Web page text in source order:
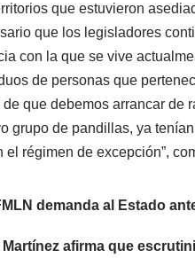
que estuvieron
que los legisladores
con la que se vive
de personas que
que debemos arrancar de
grupo de pandillas, ya
el régimen de excepción”,
demanda al Estado
Martínez afirma que